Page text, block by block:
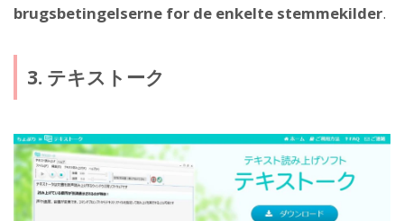
brugsbetingelserne for de enkelte stemmekilder.
3. テキストーク